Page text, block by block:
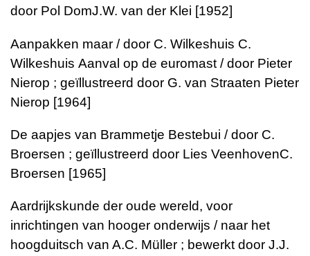
door Pol DomJ.W. van der Klei [1952]
Aanpakken maar / door C. Wilkeshuis C.
Wilkeshuis Aanval op de euromast / door Pieter
Nierop ; geïllustreerd door G. van Straaten Pieter
Nierop [1964]
De aapjes van Brammetje Bestebui / door C.
Broersen ; geïllustreerd door Lies VeenhovenC.
Broersen [1965]
Aardrijkskunde der oude wereld, voor
inrichtingen van hooger onderwijs / naar het
hoogduitsch van A.C. Müller ; bewerkt door J.J.